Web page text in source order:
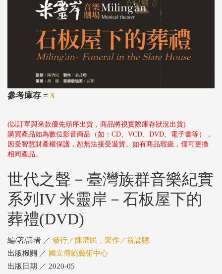
參考庫存 = 3
(以訂單與來款優先順序出貨，商品將視實際庫存狀況出貨)
購買產品如為數位影音商品（如：CD、VCD、DVD、電子書等），
因受智慧財產權保護，恕無法接受退貨。如有商品瑕疵，僅可更換
相同產品。
世代之聲－臺灣族群音樂紀實
系列IV 米靈岸－石板屋下的
葬禮(DVD)
編/著/譯者 ／ 發行／陳濟民，製作／翁誌聰
出版機關 ／ 國立傳統藝術中心
出版日期 ／ 2020-05